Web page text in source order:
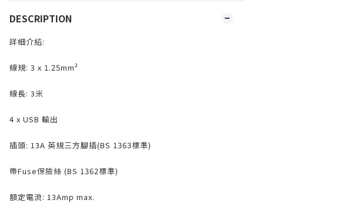
DESCRIPTION
詳細介紹:
線規: 3 x 1.25mm²
線長: 3米
4 x USB 輸出
插頭: 13A 英規三方腳插(BS 1363標準)
帶Fuse保險絲 (BS 1362標準)
額定電流: 13Amp max.